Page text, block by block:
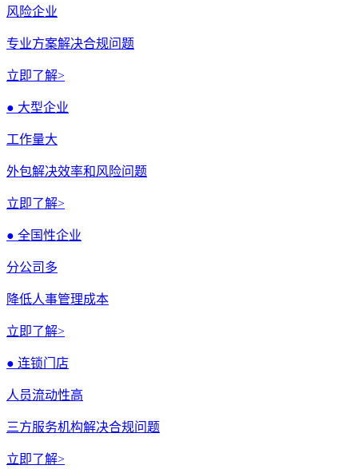
风险企业
专业方案解决合规问题
立即了解>
● 大型企业
工作量大
外包解决效率和风险问题
立即了解>
● 全国性企业
分公司多
降低人事管理成本
立即了解>
● 连锁门店
人员流动性高
三方服务机构解决合规问题
立即了解>